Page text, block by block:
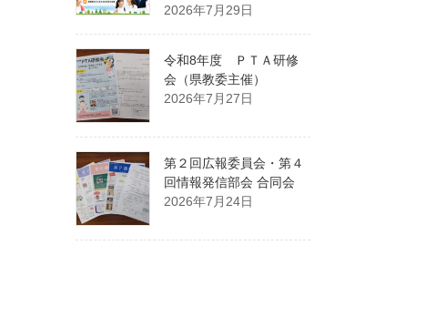
2026年7月29日
令和8年度 ＰＴＡ研修
会（県教委主催）
2026年7月27日
第２回広報委員会・第４
回情報発信部会 合同会
2026年7月24日